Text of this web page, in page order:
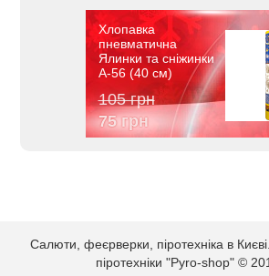
Хлопавка
пневматична
Ялинки та сніжинки
A-56 (40 см)
105 грн
75 грн
Салюти, феєрверки, піротехніка в
піротехніки "Pyro-shop" ©